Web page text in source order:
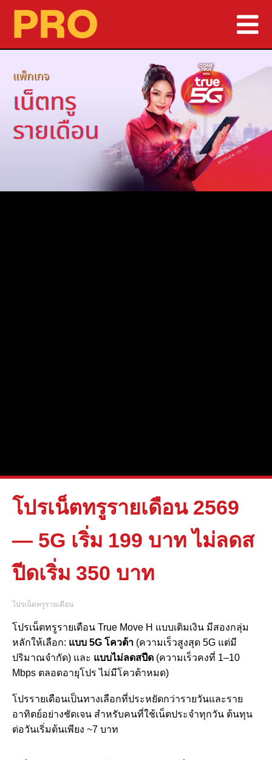
โปรเน็ตทรูรายเดือน 2569
— 5G เริ่ม 199 บาท ไม่ลดส
ปีดเริ่ม 350 บาท
โปรเน็ตทรูรายเดือน
โปรเน็ตทรูรายเดือน True Move H แบบเติมเงิน มีสองกลุ่ม
หลักให้เลือก: แบบ 5G โควต้า (ความเร็วสูงสุด 5G แต่มี
ปริมาณจำกัด) และ แบบไม่ลดสปีด (ความเร็วคงที่ 1–10
Mbps ตลอดอายุโปร ไม่มีโควต้าหมด)
โปรรายเดือนเป็นทางเลือกที่ประหยัดกว่ารายวันและราย
อาทิตย์อย่างชัดเจน สำหรับคนที่ใช้เน็ตประจำทุกวัน ต้นทุน
ต่อวันเริ่มต้นเพียง ~7 บาท